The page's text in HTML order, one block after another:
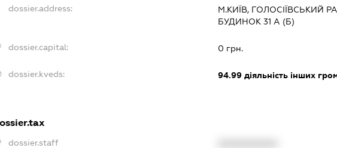
dossier.address:
М.КИЇВ, ГОЛОСІЇВСЬКИЙ
БУДИНОК 31 А (Б)
dossier.capital: 0 грн.
dossier.kveds: 94.99 діяльність інших
dossier.staff